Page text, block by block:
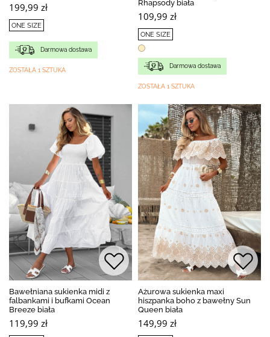
199,99 zł
ONE SIZE
Darmowa dostawa
ZOSTAŁA 1 SZTUKA
Rhapsody biała
109,99 zł
ONE SIZE
Darmowa dostawa
ZOSTAŁA 1 SZTUKA
Bawełniana sukienka midi z
falbankami i bufkami Ocean
Breeze biała
119,99 zł
Ażurowa sukienka maxi
hiszpanka boho z bawełny Sun
Queen biała
149,99 zł